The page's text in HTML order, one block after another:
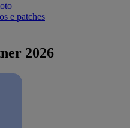
e patches
2026